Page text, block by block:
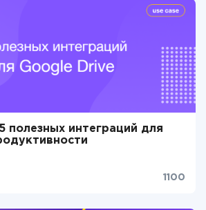
полезных интеграций для
1100